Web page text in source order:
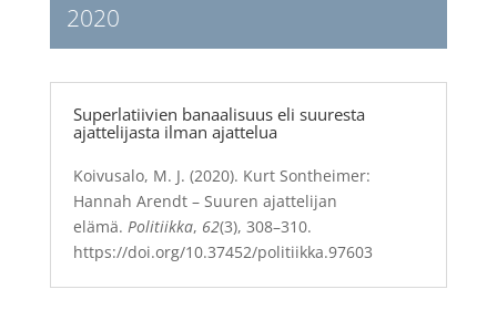
2020
Superlatiivien banaalisuus eli suuresta
ajattelijasta ilman ajattelua
Koivusalo, M. J. (2020). Kurt Sontheimer:
Hannah Arendt – Suuren ajattelijan
elämä. Politiikka, 62(3), 308–310.
https://doi.org/10.37452/politiikka.97603